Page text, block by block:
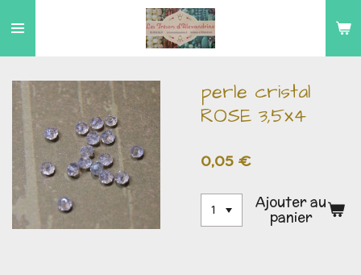
au
perle cristal
ROSE 3,5x4
0,05 €
Ajouter au
panier